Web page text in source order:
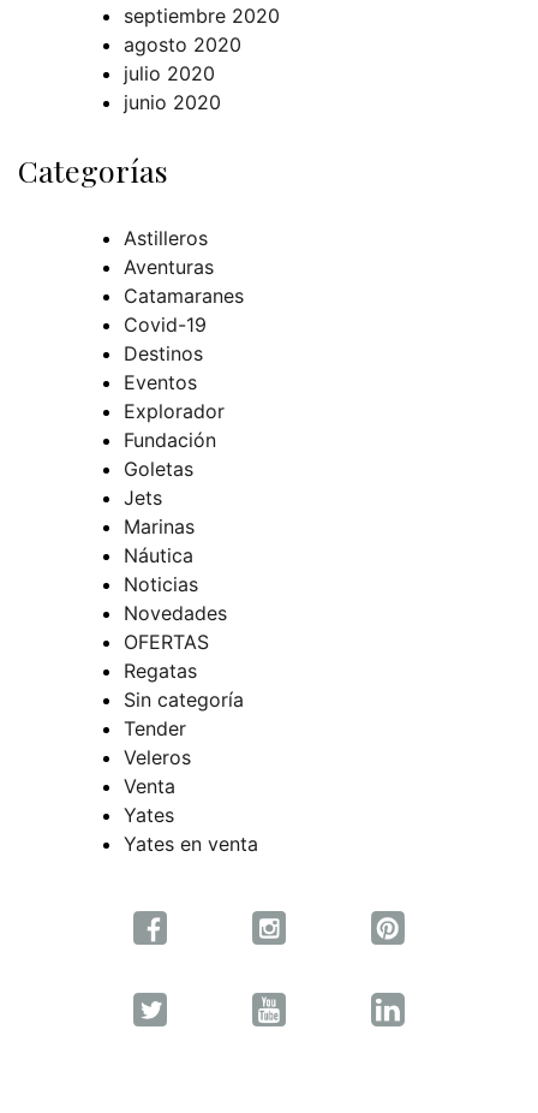
septiembre 2020
agosto 2020
julio 2020
junio 2020
Categorías
Astilleros
Aventuras
Catamaranes
Covid-19
Destinos
Eventos
Explorador
Fundación
Goletas
Jets
Marinas
Náutica
Noticias
Novedades
OFERTAS
Regatas
Sin categoría
Tender
Veleros
Venta
Yates
Yates en venta